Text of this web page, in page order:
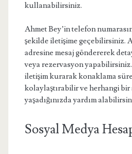
kullanabilirsiniz.
Ahmet Bey’in telefon
şekilde iletişime geçebilirsiniz.
adresine mesaj göndererek
veya rezervasyon
iletişim kurarak konaklama
kolaylaştırabilir ve herhangi
yaşadığınızda yardım
Sosyal Medya